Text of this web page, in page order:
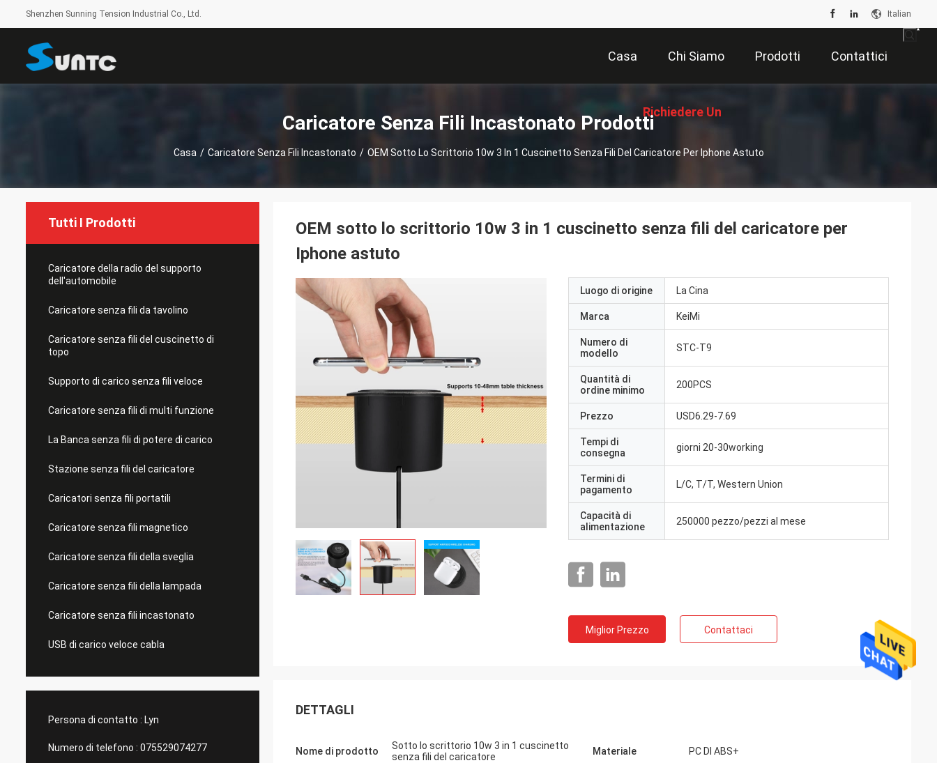
Shenzhen Sunning Tension Industrial Co., Ltd. Italian
Casa Chi Siamo Prodotti Contattici
Richiedere Un
Caricatore Senza Fili Incastonato Prodotti
Casa / Caricatore Senza Fili Incastonato / OEM Sotto Lo Scrittorio 10w 3 In 1 Cuscinetto Senza Fili Del Caricatore Per Iphone Astuto
Tutti I Prodotti
Caricatore della radio del supporto
dell'automobile
Caricatore senza fili da tavolino
Caricatore senza fili del cuscinetto di
topo
Supporto di carico senza fili veloce
Caricatore senza fili di multi funzione
La Banca senza fili di potere di carico
Stazione senza fili del caricatore
Caricatori senza fili portatili
Caricatore senza fili magnetico
Caricatore senza fili della sveglia
Caricatore senza fili della lampada
Caricatore senza fili incastonato
USB di carico veloce cabla
Persona di contatto : Lyn
Numero di telefono : 075529074277
OEM sotto lo scrittorio 10w 3 in 1 cuscinetto senza fili del caricatore per
Iphone astuto
Luogo di origine La Cina
Marca KeiMi
Numero di
modello
STC-T9
Quantità di
ordine minimo
200PCS
Prezzo USD6.29-7.69
Tempi di
consegna
giorni 20-30working
Termini di
pagamento
L/C, T/T, Western Union
Capacità di
alimentazione
250000 pezzo/pezzi al mese
Miglior Prezzo Contattaci
DETTAGLI
Nome di prodotto
Sotto lo scrittorio 10w 3 in 1 cuscinetto
senza fili del caricatore
Materiale PC DI ABS+